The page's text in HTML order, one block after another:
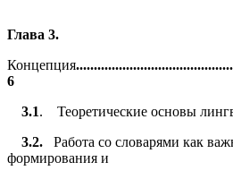
Глава 3.
Концепция
6
3.1. Теоретические основы
3.2. Работа со словарями как
формирования и